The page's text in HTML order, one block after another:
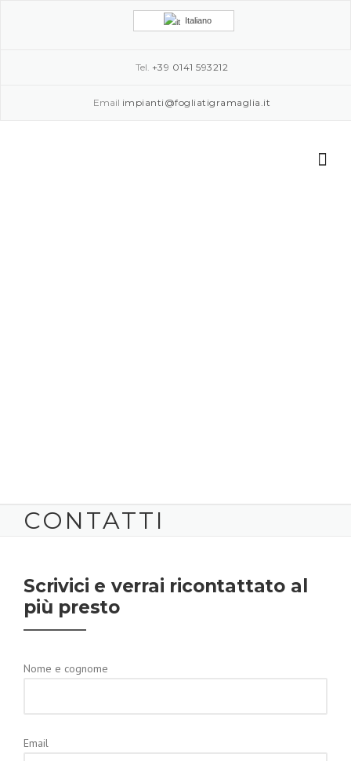
Italiano
Tel. +39 0141 593212
Email impianti@fogliatigramaglia.it
CONTATTI
Scrivici e verrai ricontattato al
più presto
Nome e cognome
Email